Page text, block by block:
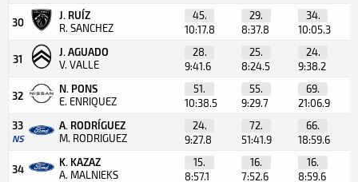
30
J. RUÍZ
R. SANCHEZ
45.
10:17.8
29.
8:37.8
34.
10:05.3
31
J. AGUADO
V. VALLE
28.
9:41.6
25.
8:24.5
24.
9:38.2
32
N. PONS
E. ENRIQUEZ
51.
10:38.5
55.
9:29.7
69.
21:06.9
33
NS
A. RODRÍGUEZ
M. RODRIGUEZ
24.
9:27.8
72.
51:41.9
66.
18:59.6
34
K. KAZAZ
A. MALNIEKS
15.
8:57.1
16.
7:52.6
16.
8:59.6